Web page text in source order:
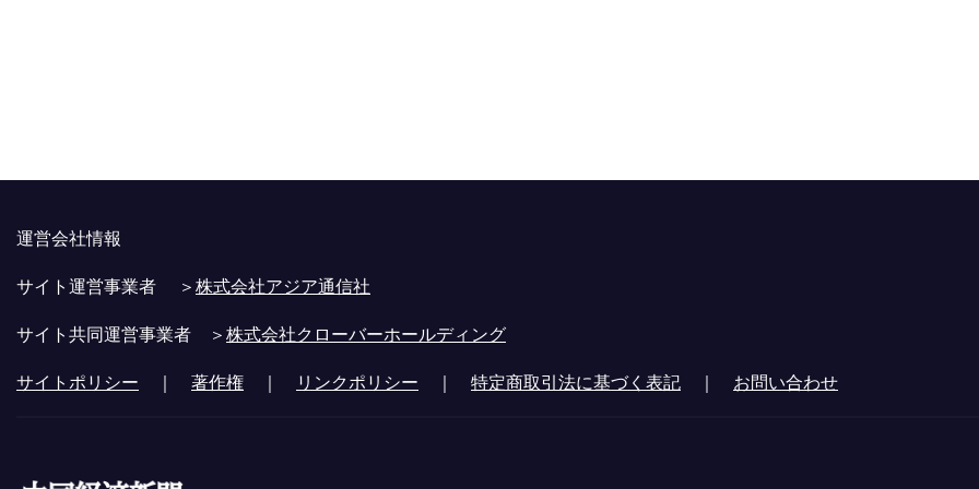
運営会社情報
サイト運営事業者 ＞株式会社アジア通信社
サイト共同運営事業者 ＞株式会社クローバーホールディング
サイトポリシー ｜ 著作権 ｜ リンクポリシー ｜ 特定商取引法に基づく表記 ｜ お問い合わせ